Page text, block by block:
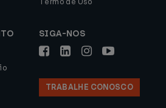
SIGA-NOS
TRABALHE CONOSCO